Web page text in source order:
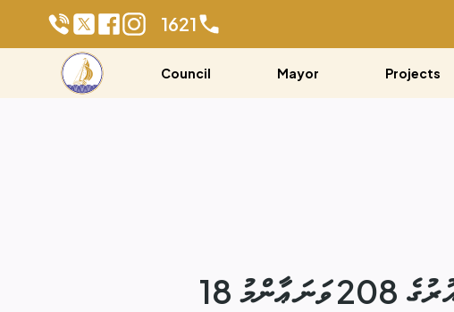
1621
Council Mayor Projects
18 ޖޫން 2025 - ކުޅުދުއްފުށި ސިޓީ ކައުންސިލްގެ ހަތަރުވަނަ ދައުރުގެ 208 ވަނަ ޢާންމު